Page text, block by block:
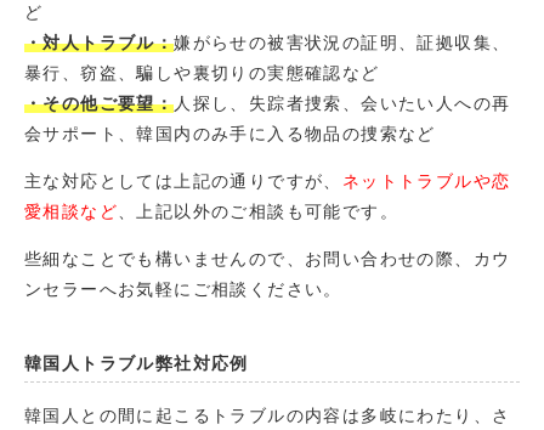
ど
・対人トラブル：嫌がらせの被害状況の証明、証拠収集、
暴行、窃盗、騙しや裏切りの実態確認など
・その他ご要望：人探し、失踪者捜索、会いたい人への再
会サポート、韓国内のみ手に入る物品の捜索など
主な対応としては上記の通りですが、 ネットトラブルや恋
愛相談など、上記以外のご相談も可能です。
些細なことでも構いませんので、お問い合わせの際、カウ
ンセラーへお気軽にご相談ください。
韓国人トラブル弊社対応例
韓国人との間に起こるトラブルの内容は多岐にわたり、さ